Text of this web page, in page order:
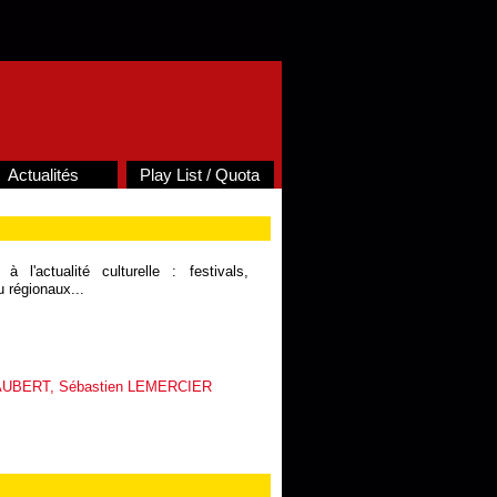
Actualités Play List / Quota
à l'actualité culturelle : festivals,
régionaux...
Sébastien LEMERCIER